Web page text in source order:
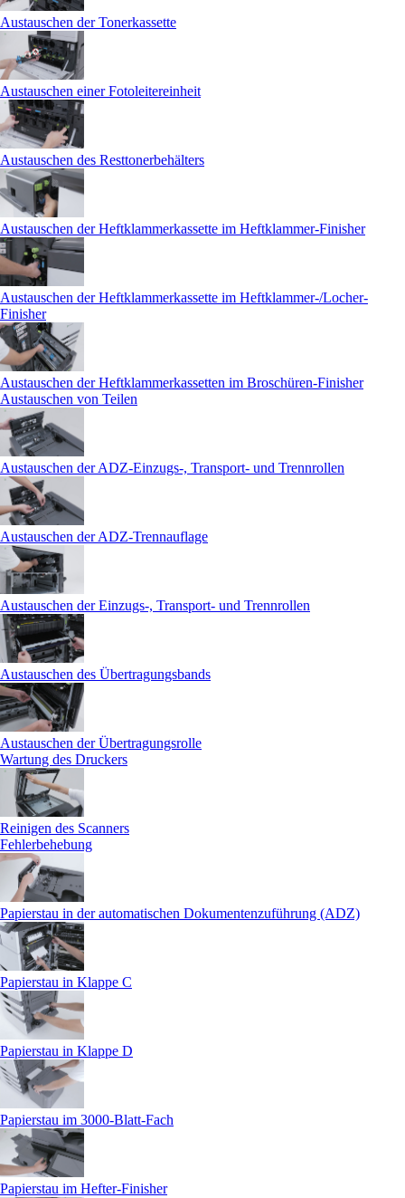
Austauschen der Tonerkassette
Austauschen einer Fotoleitereinheit
Austauschen des Resttonerbehälters
Austauschen der Heftklammerkassette im Heftklammer-Finisher
Austauschen der Heftklammerkassette im Heftklammer-/Locher-
Finisher
Austauschen der Heftklammerkassetten im Broschüren-Finisher
Austauschen von Teilen
Austauschen der ADZ-Einzugs-, Transport- und Trennrollen
Austauschen der ADZ-Trennauflage
Austauschen der Einzugs-, Transport- und Trennrollen
Austauschen des Übertragungsbands
Austauschen der Übertragungsrolle
Wartung des Druckers
Reinigen des Scanners
Fehlerbehebung
Papierstau in der automatischen Dokumentenzuführung (ADZ)
Papierstau in Klappe C
Papierstau in Klappe D
Papierstau im 3000-Blatt-Fach
Papierstau im Hefter-Finisher